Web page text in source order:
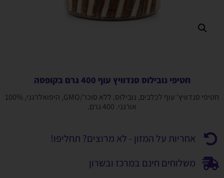
חטיפי נובילוס סנדוויץ עוף 400 גרם בקופסה
חטיפי סנדוויץ' עוף לכלבים, נובילוס. ללא סוכר/GMO, היפואלרגני, 100%
אורגני. 400 גרם.
אחריות על המזון - לא מרוצים? תחליפו!
משלוחים חינם במרכז ובשרון